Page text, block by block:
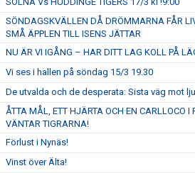
SÖNDAGSKVÄLLEN DÅ DRÖMMARNA FÅR
SMÅ ÄPPLEN TILL ISENS JÄTTAR
NU ÄR VI IGÅNG – HAR DITT LAG KOLL PÅ
Vi ses i hallen på söndag 15/3 19.30
De utvalda och de desperata: Sista väg mot
ÅTTA MÅL, ETT HJÄRTA OCH EN CARLLOCO I
VÄNTAR TIGRARNA!
Förlust i Nynäs!
Vinst över Älta!